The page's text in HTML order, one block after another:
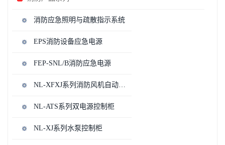
消防应急照明与疏散指示系统
EPS消防设备应急电源
FEP-SNL/B消防应急电源
NL-XFXJ系列消防风机自动巡检柜
NL-ATS系列双电源控制柜
NL-XJ系列水泵控制柜